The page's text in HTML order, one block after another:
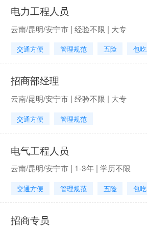
电力工程人员
云南/昆明/安宁市 | 经验不限 | 大专
交通方便 管理规范 五险 包吃
招商部经理
云南/昆明/安宁市 | 经验不限 | 大专
交通方便 管理规范
电气工程人员
云南/昆明/安宁市 | 1-3年 | 学历不限
交通方便 管理规范 五险 包吃
招商专员